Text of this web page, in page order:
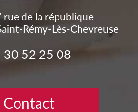
rue de la république
Rémy-Lès-Chevreuse
30 52 25 08
Contact